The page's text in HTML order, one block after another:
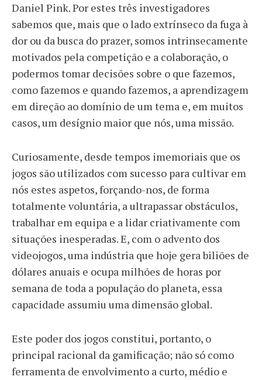
Daniel Pink. Por estes três investigadores
sabemos que, mais que o lado extrínseco da fuga à
dor ou da busca do prazer, somos intrinsecamente
motivados pela competição e a colaboração, o
podermos tomar decisões sobre o que fazemos,
como fazemos e quando fazemos, a aprendizagem
em direção ao domínio de um tema e, em muitos
casos, um desígnio maior que nós, uma missão.
Curiosamente, desde tempos imemoriais que os
jogos são utilizados com sucesso para cultivar em
nós estes aspetos, forçando-nos, de forma
totalmente voluntária, a ultrapassar obstáculos,
trabalhar em equipa e a lidar criativamente com
situações inesperadas. E, com o advento dos
videojogos, uma indústria que hoje gera biliões de
dólares anuais e ocupa milhões de horas por
semana de toda a população do planeta, essa
capacidade assumiu uma dimensão global.
Este poder dos jogos constitui, portanto, o
principal racional da gamificação; não só como
ferramenta de envolvimento a curto, médio e